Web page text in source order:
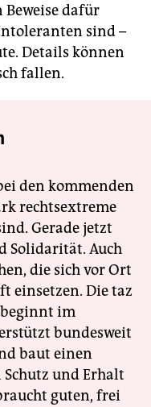
dafür
sind –
Details können
fallen.
den kommenden
rechtsextreme
Gerade jetzt
Solidarität. Auch
die sich vor Ort
einsetzen. Die taz
im
bundesweit
baut einen
und Erhalt
guten, frei